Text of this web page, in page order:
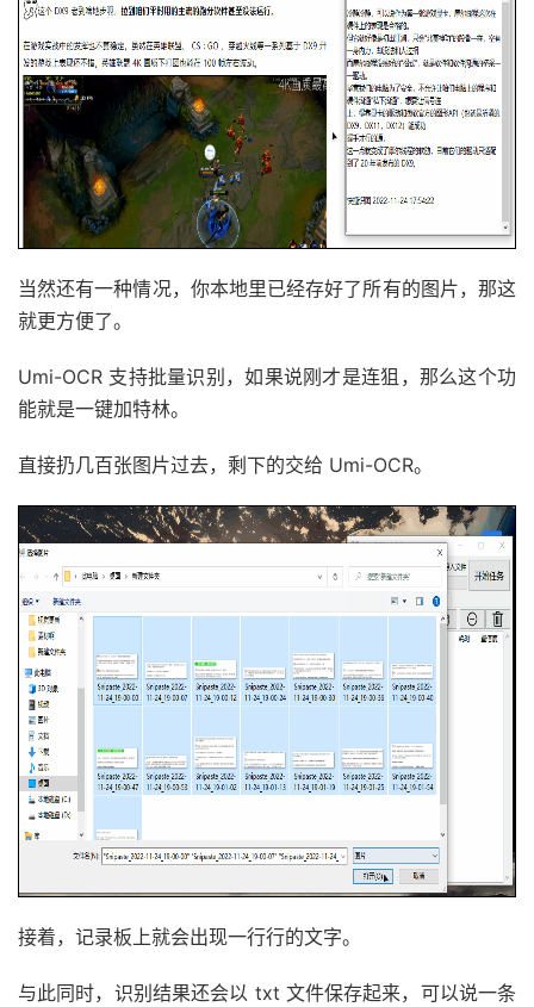
当然还有一种情况，你本地里已经存好了所有的图片，那这
就更方便了。
Umi-OCR 支持批量识别，如果说刚才是连狙，那么这个功
能就是一键加特林。
直接扔几百张图片过去，剩下的交给 Umi-OCR。
接着，记录板上就会出现一行行的文字。
与此同时，识别结果还会以 txt 文件保存起来，可以说一条